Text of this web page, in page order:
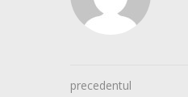
precedentul